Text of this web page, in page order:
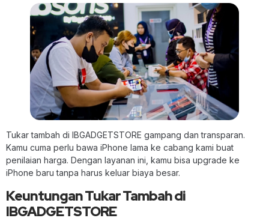
Tukar tambah di IBGADGETSTORE gampang dan transparan.
Kamu cuma perlu bawa iPhone lama ke cabang kami buat
penilaian harga. Dengan layanan ini, kamu bisa upgrade ke
iPhone baru tanpa harus keluar biaya besar.
Keuntungan Tukar Tambah di
IBGADGETSTORE